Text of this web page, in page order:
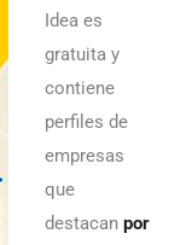
Idea es
gratuita y
contiene
perfiles de
empresas
que
destacan por